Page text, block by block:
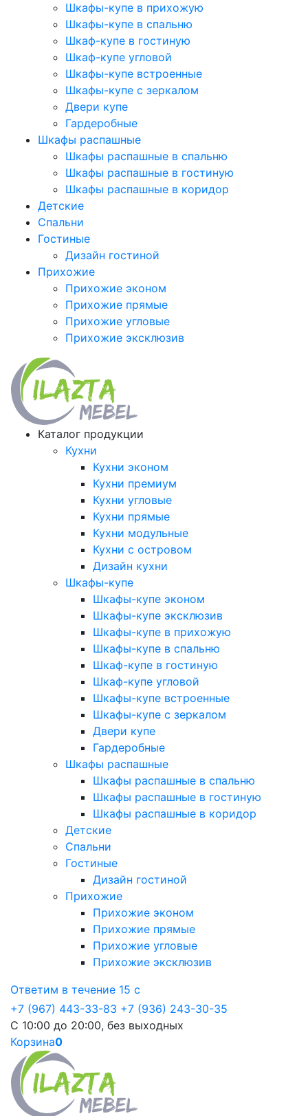
Шкафы-купе в прихожую
Шкафы-купе в спальню
Шкаф-купе в гостиную
Шкаф-купе угловой
Шкафы-купе встроенные
Шкафы-купе с зеркалом
Двери купе
Гардеробные
Шкафы распашные
Шкафы распашные в спальню
Шкафы распашные в гостиную
Шкафы распашные в коридор
Детские
Спальни
Гостиные
Дизайн гостиной
Прихожие
Прихожие эконом
Прихожие прямые
Прихожие угловые
Прихожие эксклюзив
Каталог продукции
Кухни
Кухни эконом
Кухни премиум
Кухни угловые
Кухни прямые
Кухни модульные
Кухни с островом
Дизайн кухни
Шкафы-купе
Шкафы-купе эконом
Шкафы-купе эксклюзив
Шкафы-купе в прихожую
Шкафы-купе в спальню
Шкаф-купе в гостиную
Шкаф-купе угловой
Шкафы-купе встроенные
Шкафы-купе с зеркалом
Двери купе
Гардеробные
Шкафы распашные
Шкафы распашные в спальню
Шкафы распашные в гостиную
Шкафы распашные в коридор
Детские
Спальни
Гостиные
Дизайн гостиной
Прихожие
Прихожие эконом
Прихожие прямые
Прихожие угловые
Прихожие эксклюзив
Ответим в течение 15 с
+7 (967) 443-33-83 +7 (936) 243-30-35
С 10:00 до 20:00, без выходных
Корзина0